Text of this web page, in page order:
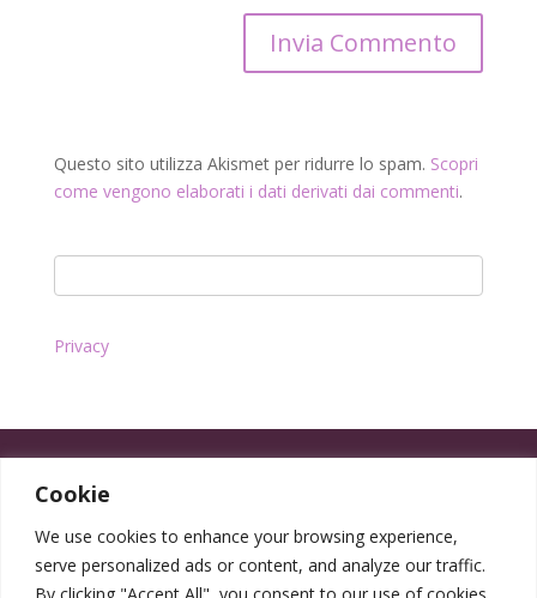
Cookie
We use cookies to enhance your browsing experience,
serve personalized ads or content, and analyze our traffic.
By clicking "Accept All", you consent to our use of cookies.
Questo sito utilizza Akismet per ridurre lo spam. Scopri
come vengono elaborati i dati derivati dai commenti.
Privacy